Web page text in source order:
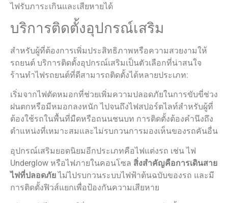
ไฟรับภาระเกินและเสียหายได้
บริการติดตั้งอุปกรณ์เสริม
สำหรับผู้ที่ต้องการเพิ่มประสิทธิภาพหรือความสวยงามให้
รถยนต์ บริการติดตั้งอุปกรณ์เสริมเป็นตัวเลือกที่น่าสนใจ
ร้านทำไฟรถยนต์ที่ดีสามารถติดตั้งได้หลายประเภท:
เริ่มจากไฟตัดหมอกที่ช่วยเพิ่มความปลอดภัยในการขับขี่ช่วง
ฝนตกหรือมีหมอกลงหนัก ไปจนถึงไฟสปอร์ตไลท์สำหรับผู้ที่
ต้องใช้รถในพื้นที่มืดหรือถนนชนบท การติดตั้งต้องคำนึงถึง
ตำแหน่งที่เหมาะสมและไม่รบกวนการมองเห็นของรถคันอื่น
อุปกรณ์เสริมยอดนิยมอีกประเภทคือไฟแต่งรถ เช่น ไฟ
Underglow หรือไฟภายในคอนโซล สิ่งสำคัญคือการเดินสาย
ไฟที่ปลอดภัยไม่ไปรบกวนระบบไฟฟ้าต้นฉบับของรถ และมี
การติดตั้งฟิวส์แยกเพื่อป้องกันความเสียหาย